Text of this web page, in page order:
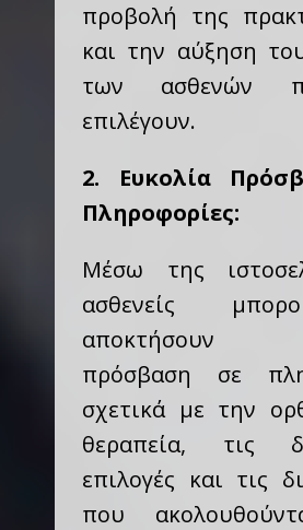
προβολή της
και την αύξηση
των ασθενών
επιλέγουν.
2. Ευκολία
Πληροφορίες:
Μέσω της
ασθενείς
αποκτήσουν
πρόσβαση σε
σχετικά με την
θεραπεία, τις
επιλογές και τις
που